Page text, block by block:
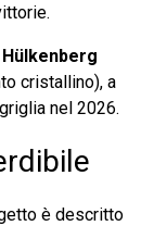
cristallino), a
nel 2026.
è descritto